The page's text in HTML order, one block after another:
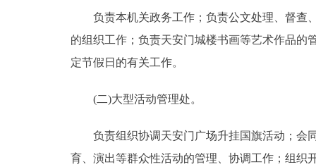
负责本机关政务工作；负责公文处理、督查、
的组织工作；负责天安门城楼书画等艺术作品的
定节假日的有关工作。
(二)大型活动管理处。
负责组织协调天安门广场升挂国旗活动；会同
育、演出等群众性活动的管理、协调工作；组织